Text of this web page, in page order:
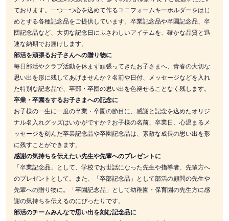
ております。一つ一つ心を込めて作るユニフォームキーホルダーをはじ
めとする各種記念品をご提供しています。卒業記念品や卒園記念品、卒
団記念品など、大切な記念日にふさわしいアイテムを、確かな品質と迅
速な納期でお届けします。
部活を頑張るお子さんへの贈り物に
毎日部活やクラブ活動を休まず頑張ってきたお子さまへ、青春の大切な
思い出を形に残してあげませんか？名前や日付、メッセージなどを入れ
た特別な記念品で、卒部・卒団の思い出を色褪せることなく残します。
卒業・卒園をするお子さまへの記念に
お子様の一生に一度の卒業・卒園の節目に、感謝と記念を込めたオリジ
ナル名入れグッズはいかがですか？お子様の名前、卒業日、心温まるメ
ッセージを刻んだ卒業記念品や卒園記念品は、素敵な成長の思い出を形
に残すことができます。
感謝の気持ちを伝えたい先生や先輩へのプレゼントに
「卒業記念品」として、学校でお世話になった先生や指導者、先輩方へ
のプレゼントとして。また、「卒部記念品」として部活の顧問の先生や
先輩への贈り物に。「卒園記念品」として幼稚園・保育園の先生方に感
謝の気持ちを伝えるのにぴったりです。
部活のチームみんなで思い出を刻む記念品に